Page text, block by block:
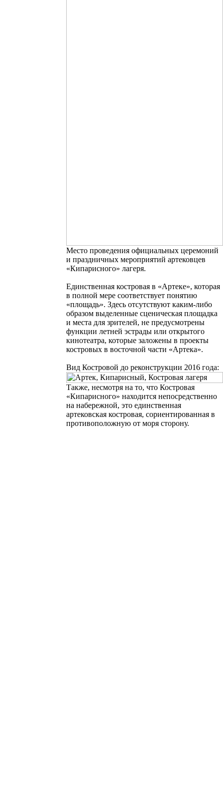
Место проведения официальных церемоний
и праздничных мероприятий артековцев
«Кипарисного» лагеря.
Единственная костровая в «Артеке», которая
в полной мере соответствует понятию
«площадь». Здесь отсутствуют каким-либо
образом выделенные сценическая площадка
и места для зрителей, не предусмотрены
функции летней эстрады или открытого
кинотеатра, которые заложены в проекты
костровых в восточной части «Артека».
Вид Костровой до реконструкции 2016 года:
Также, несмотря на то, что Костровая
«Кипарисного» находится непосредственно
на набережной, это единственная
артековская костровая, сориентированная в
противоположную от моря сторону.